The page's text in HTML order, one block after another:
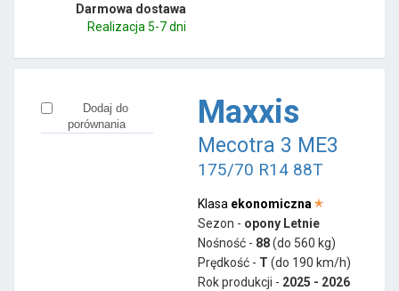
Darmowa dostawa
Realizacja 5-7 dni
Dodaj do
porównania
Maxxis
Mecotra 3 ME3
175/70 R14 88T
Klasa ekonomiczna
Sezon - opony Letnie
Nośność - 88(do 560 kg)
Prędkość - T (do 190 km/h)
Rok produkcji - 2025 - 2026